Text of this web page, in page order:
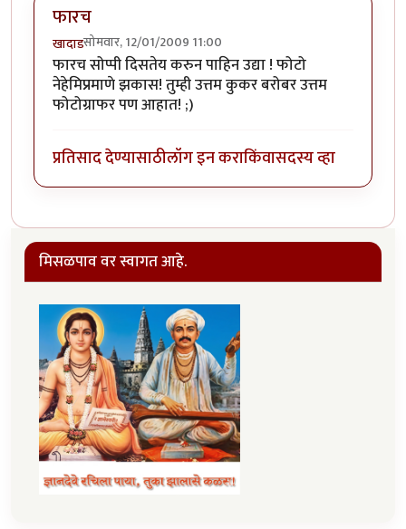
फारच
खादाडसोमवार, 12/01/2009 11:00
फारच सोप्पी दिसतेय करुन पाहिन उद्या ! फोटो
नेहेमिप्रमाणे झकास! तुम्ही उत्तम कुकर बरोबर उत्तम
फोटोग्राफर पण आहात! ;)
प्रतिसाद देण्यासाठीलॉग इन कराकिंवासदस्य व्हा
मिसळपाव वर स्वागत आहे.